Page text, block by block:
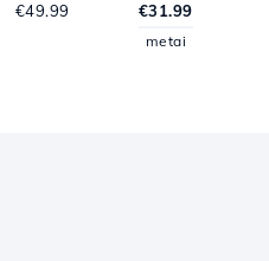
€49.99 €31.99
metai